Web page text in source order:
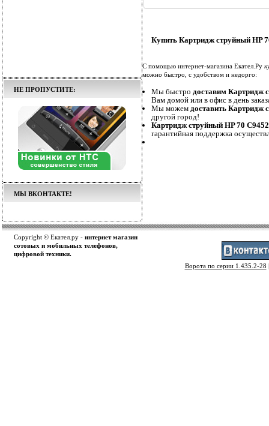
НЕ ПРОПУСТИТЕ:
МЫ ВКОНТАКТЕ!
Купить Картридж струйный HP
С помощью интернет-магазина Екател.Ру
можно быстро, с удобством и недорго:
Мы быстро доставим Картридж
Вам домой или в офис в день
Мы можем доставить Картридж
другой город!
Картридж струйный HP 70
гарантийная поддержка
Copyright © Екател.ру - интернет магазин
сотовых и мобильных телефонов,
цифровой техники.
Ворота по серии 1.435.2-28